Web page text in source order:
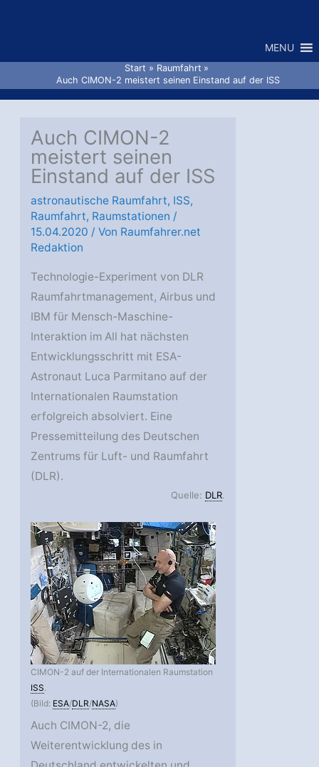
MENU
Start
Raumfahrt
Auch CIMON-2 meistert seinen Einstand auf der ISS
Auch CIMON-2
meistert seinen
Einstand auf der ISS
astronautische Raumfahrt, ISS,
Raumfahrt, Raumstationen /
15.04.2020 / Von Raumfahrer.net
Redaktion
Technologie-Experiment von DLR
Raumfahrtmanagement, Airbus und
IBM für Mensch-Maschine-
Interaktion im All hat nächsten
Entwicklungsschritt mit ESA-
Astronaut Luca Parmitano auf der
Internationalen Raumstation
erfolgreich absolviert. Eine
Pressemitteilung des Deutschen
Zentrums für Luft- und Raumfahrt
(DLR).
Quelle: DLR.
CIMON-2 auf der Internationalen Raumstation
ISS.
(Bild: ESA/DLR/NASA)
Auch CIMON-2, die
Weiterentwicklung des in